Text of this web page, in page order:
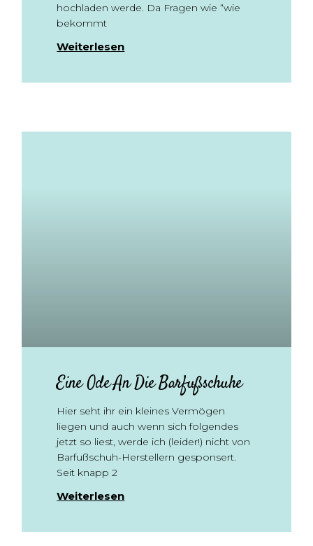
hochladen werde. Da Fragen wie “wie
bekommt
Weiterlesen
Eine Ode An Die Barfußschuhe
Hier seht ihr ein kleines Vermögen
liegen und auch wenn sich folgendes
jetzt so liest, werde ich (leider!) nicht von
Barfußschuh-Herstellern gesponsert.
Seit knapp 2
Weiterlesen